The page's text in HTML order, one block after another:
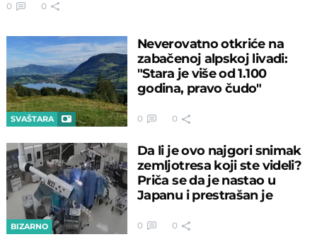
0 0
SVAŠTARA
Neverovatno otkriće na
zabačenoj alpskoj livadi:
"Stara je više od 1.100
godina, pravo čudo"
0 0
BIZARNO
Da li je ovo najgori snimak
zemljotresa koji ste videli?
Priča se da je nastao u
Japanu i prestrašan je
0 0